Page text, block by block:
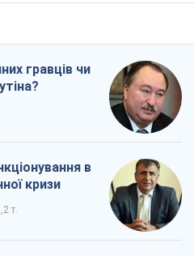
гравців чи
в
кризи
т.